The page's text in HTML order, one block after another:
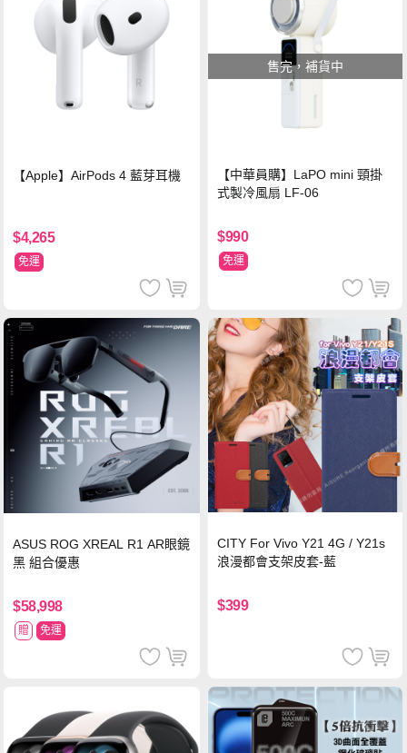
【Apple】AirPods 4 藍芽耳機
$4,265
免運
售完，補貨中
【中華員購】LaPO mini 頸掛
式製冷風扇 LF-06
$990
免運
ASUS ROG XREAL R1 AR眼鏡
黑 組合優惠
$58,998
贈 免運
CITY For Vivo Y21 4G / Y21s
浪漫都會支架皮套-藍
$399